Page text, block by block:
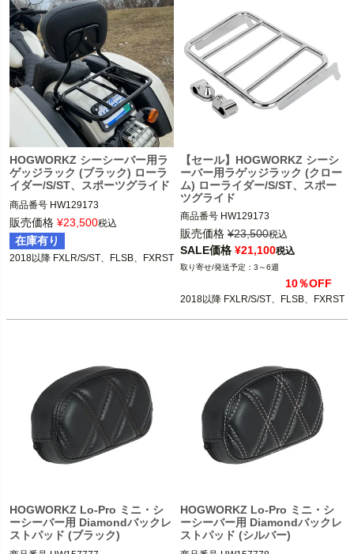
HOGWORKZ シーシーバー用ラ
ゲッジラック (ブラック) ローラ
イダー/S/ST、スポーツグライド
商品番号 HW129173
販売価格 ¥23,500税込
在庫有り
2018以降 FXLR/S/ST、FLSB、FXRST
【セール】HOGWORKZ シーシ
ーバー用ラゲッジラック (クロー
ム) ローライダー/S/ST、スポー
ツグライド
商品番号 HW129173
販売価格 ¥23,500税込
SALE価格 ¥21,100税込
3～6週
10％OFF
2018以降 FXLR/S/ST、FLSB、FXRST
HOGWORKZ Lo-Pro ミニ・シ
ーシーバー用 Diamondバックレ
ストパッド (ブラック)
HOGWORKZ Lo-Pro ミニ・シ
ーシーバー用 Diamondバックレ
ストパッド (シルバー)